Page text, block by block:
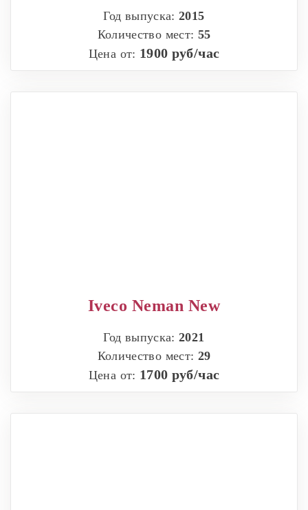
Год выпуска:2015
Количество мест: 55
Цена от: 1900 руб/час
Iveco Neman New
Год выпуска:2021
Количество мест: 29
Цена от: 1700 руб/час